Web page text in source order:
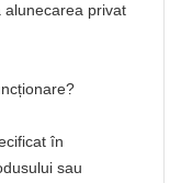
alunecarea privat
în
sau